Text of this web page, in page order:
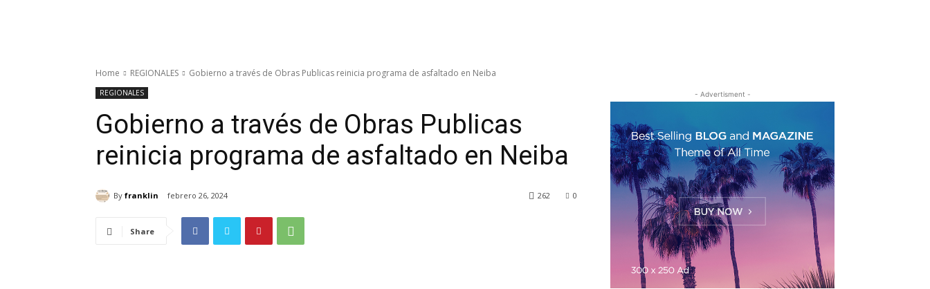
Home REGIONALES Gobierno a través de Obras Publicas reinicia programa de asfaltado en Neiba
REGIONALES
Gobierno a través de Obras Publicas
reinicia programa de asfaltado en Neiba
By franklin febrero 26, 2024 0
262
Share
- Advertisment -